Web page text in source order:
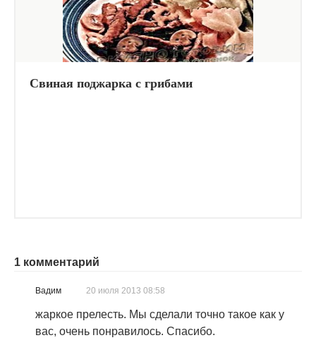
Свиная поджарка с грибами
1 комментарий
Вадим 20 июля 2013 08:58
жаркое прелесть. Мы сделали точно такое как у
вас, очень понравилось. Спасибо.